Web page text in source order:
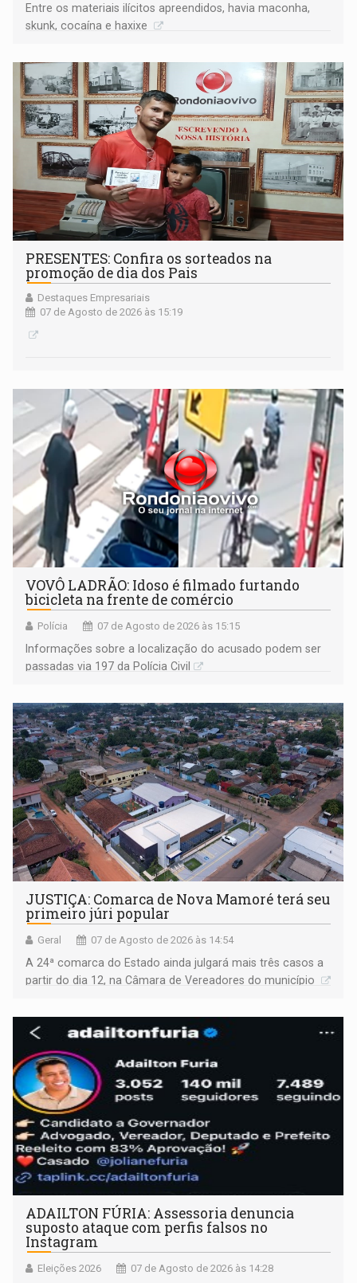
Entre os materiais ilícitos apreendidos, havia maconha,
skunk, cocaína e haxixe
PRESENTES: Confira os sorteados na
promoção de dia dos Pais
Destaques Empresariais
07 de Agosto de 2026 às 15:19
VOVÔ LADRÃO: Idoso é filmado furtando
bicicleta na frente de comércio
Polícia 07 de Agosto de 2026 às 15:15
Informações sobre a localização do acusado podem ser
passadas via 197 da Polícia Civil
JUSTIÇA: Comarca de Nova Mamoré terá seu
primeiro júri popular
Geral 07 de Agosto de 2026 às 14:54
A 24ª comarca do Estado ainda julgará mais três casos a
partir do dia 12, na Câmara de Vereadores do município
ADAILTON FÚRIA: Assessoria denuncia
suposto ataque com perfis falsos no
Instagram
Eleições 2026 07 de Agosto de 2026 às 14:28